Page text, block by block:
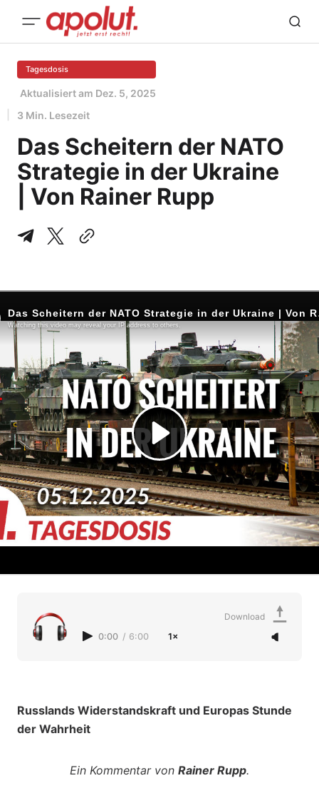
Tagesdosis
Aktualisiert am Dez. 5, 2025
3 Min. Lesezeit
Das Scheitern der NATO
Strategie in der Ukraine
| Von Rainer Rupp
0:00 / 6:00 1×
Download
Russlands Widerstandskraft und Europas Stunde
der Wahrheit
Ein Kommentar von Rainer Rupp.